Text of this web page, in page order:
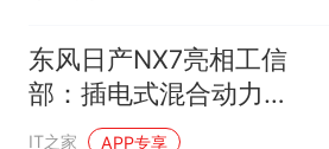
东风日产NX7亮相工信
部：插电式混合动力
SUV，官方详解外观亮点
IT之家 APP专享